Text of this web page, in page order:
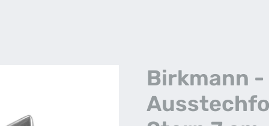
Birkmann -